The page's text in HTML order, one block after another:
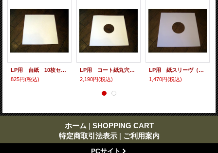
LP用 台紙 10枚セット
825円(税込)
LP用 コート紙丸穴ジャケ 10枚セット
2,190円(税込)
LP用 紙スリーヴ（レギュラー 四角の角） 10枚セット
1,470円(税込)
ホーム | SHOPPING CART
特定商取引法表示 | ご利用案内
PCサイト